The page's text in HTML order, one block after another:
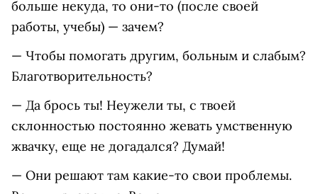
больше некуда, то они-то (после своей
работы, учебы) — зачем?
— Чтобы помогать другим, больным и слабым?
Благотворительность?
— Да брось ты! Неужели ты, с твоей
склонностью постоянно жевать умственную
жвачку, еще не догадался? Думай!
— Они решают там какие-то свои проблемы.